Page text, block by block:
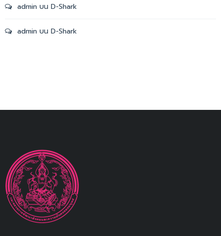
admin บน D-Shark
admin บน D-Shark